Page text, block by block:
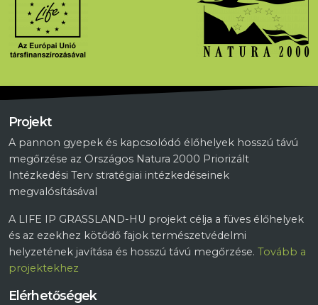
Projekt
A pannon gyepek és kapcsolódó élőhelyek hosszú távú
megőrzése az Országos Natura 2000 Priorizált
Intézkedési Terv stratégiai intézkedéseinek
megvalósításával
A LIFE IP GRASSLAND-HU projekt célja a füves élőhelyek
és az ezekhez kötődő fajok természetvédelmi
helyzetének javítása és hosszú távú megőrzése. Tovább a
projektekhez
Elérhetőségek